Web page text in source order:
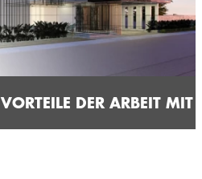
VORTEILE DER ARBEIT